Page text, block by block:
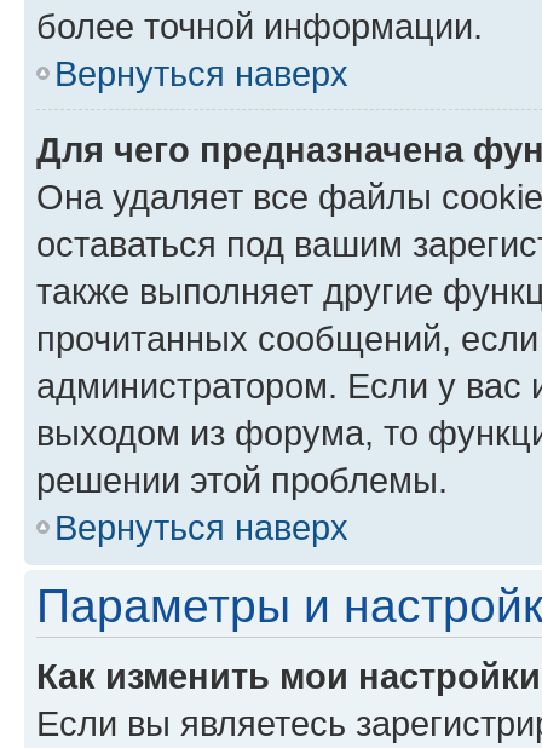
более точной информации.
Вернуться наверх
Для чего предназначена
Она удаляет все файлы
оставаться под вашим
также выполняет другие
прочитанных сообщений,
администратором. Если у
выходом из форума, то
решении этой проблемы.
Вернуться наверх
Параметры и
Как изменить мои
Если вы являетесь